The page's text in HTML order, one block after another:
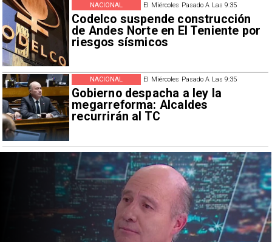
El Miércoles Pasado A Las 9:35
Codelco suspende construcción
de Andes Norte en El Teniente por
riesgos sísmicos
NACIONAL
El Miércoles Pasado A Las 9:35
Gobierno despacha a ley la
megarreforma: Alcaldes
recurrirán al TC
NACIONAL